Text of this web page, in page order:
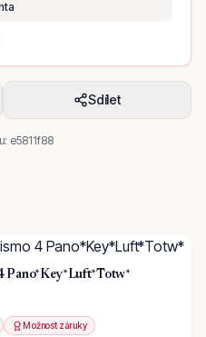
Sdílet
e5811f88
Pano*Key*Luft*Totw*
Možnost záruky